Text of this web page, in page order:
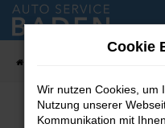
Zum
Hauptinhalt
Cookie
Wir nutzen Cookies, um
Nutzung unserer
Kommunikation mit